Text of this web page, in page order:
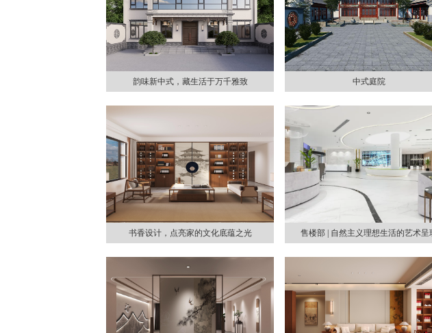
韵味新中式，藏生活于万千雅致 中式庭院
书香设计，点亮家的文化底蕴之光 售楼部 | 自然主义理想生活的艺术呈